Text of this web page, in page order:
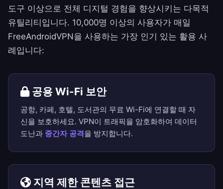
도구 이상으로 전체 디지털 경험을 향상시키는 다목적
유틸리티입니다. 10,000명 이상의 사용자가 매일
FreeAndroidVPN을 사용하는 가장 인기 있는 활용 사
례입니다:
공용 Wi-Fi 보안
공항, 카페, 호텔, 도서관의 무료 Wi-Fi에 연결할 때 자
신을 보호하세요. VPN이 트래픽을 암호화하여 데이터
도난과 중간자 공격을 방지합니다.
지역 제한 콘텐츠 접근